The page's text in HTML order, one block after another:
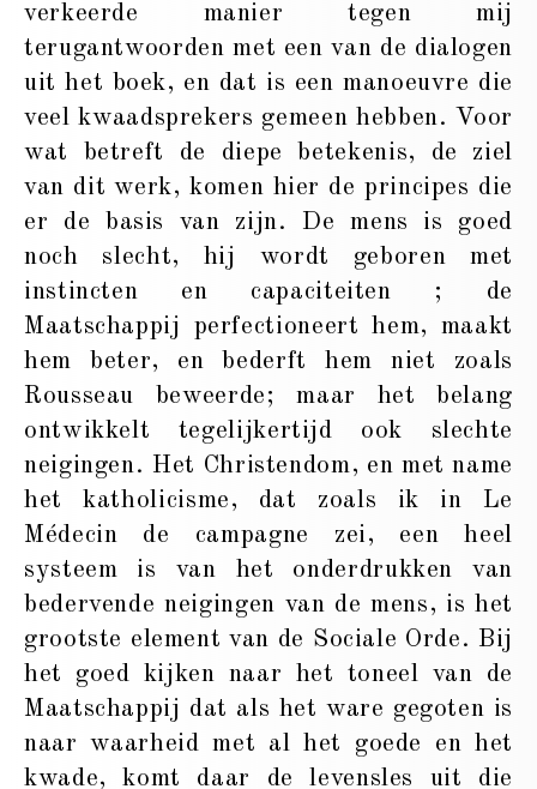
verkeerde manier tegen mij
terugantwoorden met een van de dialogen
uit het boek, en dat is een manoeuvre die
veel kwaadsprekers gemeen hebben. Voor
wat betreft de diepe betekenis, de ziel
van dit werk, komen hier de principes die
er de basis van zijn. De mens is goed
noch slecht, hij wordt geboren met
instincten en capaciteiten ; de
Maatschappij perfectioneert hem, maakt
hem beter, en bederft hem niet zoals
Rousseau beweerde; maar het belang
ontwikkelt tegelijkertijd ook slechte
neigingen. Het Christendom, en met name
het katholicisme, dat zoals ik in Le
Médecin de campagne zei, een heel
systeem is van het onderdrukken van
bedervende neigingen van de mens, is het
grootste element van de Sociale Orde. Bij
het goed kijken naar het toneel van de
Maatschappij dat als het ware gegoten is
naar waarheid met al het goede en het
kwade, komt daar de levensles uit die